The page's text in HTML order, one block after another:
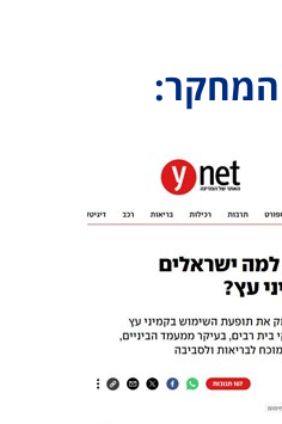
המחקר: